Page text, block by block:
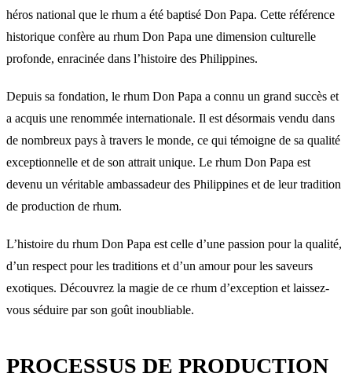
héros national que le rhum a été baptisé Don Papa. Cette référence
historique confère au rhum Don Papa une dimension culturelle
profonde, enracinée dans l’histoire des Philippines.
Depuis sa fondation, le rhum Don Papa a connu un grand succès et
a acquis une renommée internationale. Il est désormais vendu dans
de nombreux pays à travers le monde, ce qui témoigne de sa qualité
exceptionnelle et de son attrait unique. Le rhum Don Papa est
devenu un véritable ambassadeur des Philippines et de leur tradition
de production de rhum.
L’histoire du rhum Don Papa est celle d’une passion pour la qualité,
d’un respect pour les traditions et d’un amour pour les saveurs
exotiques. Découvrez la magie de ce rhum d’exception et laissez-
vous séduire par son goût inoubliable.
PROCESSUS DE PRODUCTION